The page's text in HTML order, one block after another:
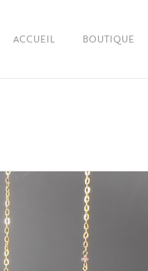
ACCUEIL BOUTIQUE